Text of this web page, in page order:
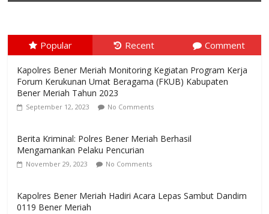
Popular Recent Comment
Kapolres Bener Meriah Monitoring Kegiatan Program Kerja
Forum Kerukunan Umat Beragama (FKUB) Kabupaten
Bener Meriah Tahun 2023
September 12, 2023 No Comments
Berita Kriminal: Polres Bener Meriah Berhasil
Mengamankan Pelaku Pencurian
November 29, 2023 No Comments
Kapolres Bener Meriah Hadiri Acara Lepas Sambut Dandim
0119 Bener Meriah